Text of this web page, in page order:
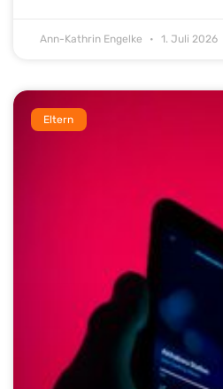
Ann-Kathrin Engelke 1. Juli 2026
Eltern